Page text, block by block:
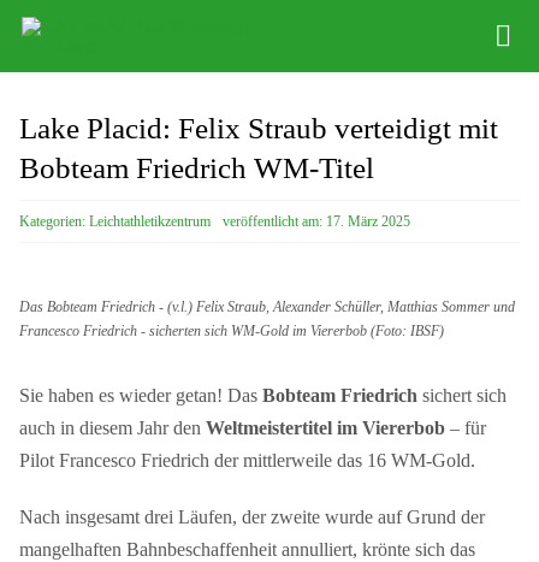
Zum
Leichathletikzentrum
Distance Team
Sponsoren
SC DHfK
Lake Placid: Felix Straub verteidigt mit
Bobteam Friedrich WM-Titel
Kategorien: Leichtathletikzentrum veröffentlicht am: 17. März 2025
Das Bobteam Friedrich - (v.l.) Felix Straub, Alexander Schüller, Matthias Sommer und
Francesco Friedrich - sicherten sich WM-Gold im Viererbob (Foto: IBSF)
Sie haben es wieder getan! Das Bobteam Friedrich sichert sich
auch in diesem Jahr den Weltmeistertitel im Viererbob– für
Pilot Francesco Friedrich der mittlerweile das 16 WM-Gold.
Nach insgesamt drei Läufen, der zweite wurde auf Grund der
mangelhaften Bahnbeschaffenheit annulliert, krönte sich das